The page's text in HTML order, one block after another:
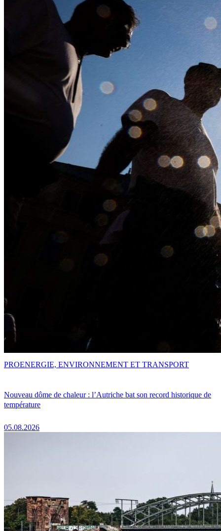
Nouveau dôme de chaleur : l’Autriche bat son record historique de
température
05.08.2026
PROENERGIE, ENVIRONNEMENT ET TRANSPORT